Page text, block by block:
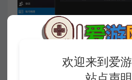
欢迎来到爱